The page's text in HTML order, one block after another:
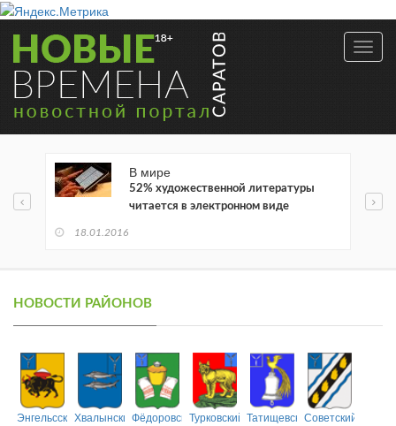
В мире
52% художественной литературы
читается в электронном виде
18.01.2016
НОВОСТИ РАЙОНОВ
ЭнгельсскийХвалынскийФёдоровскийТурковский ТатищевскийСоветский